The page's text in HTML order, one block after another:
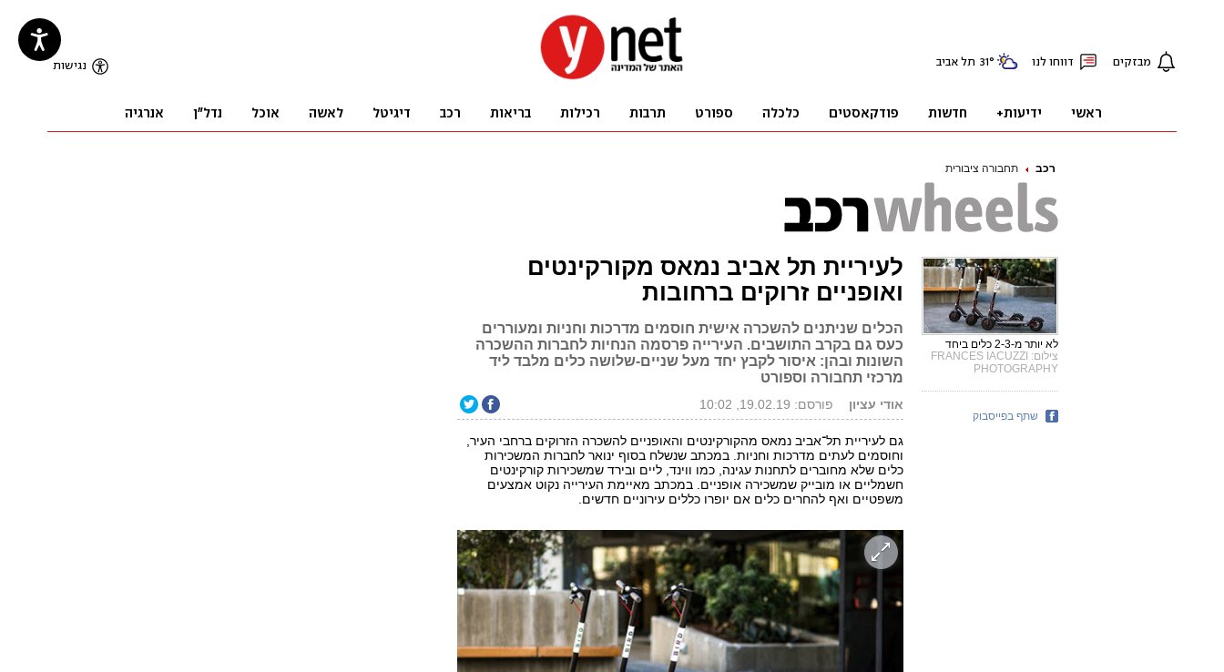
רכב תחבורה ציבורית
לעיריית תל אביב נמאס מקורקינטים
ואופניים זרוקים ברחובות
הכלים שניתנים להשכרה אישית חוסמים מדרכות וחניות ומעוררים
כעס גם בקרב התושבים. העירייה פרסמה הנחיות לחברות ההשכרה
השונות ובהן: איסור לקבץ יחד מעל שניים-שלושה כלים מלבד ליד
מרכזי תחבורה וספורט
אודי עציון פורסם: 19.02.19, 10:02
גם לעיריית תל־אביב נמאס מהקורקינטים והאופניים להשכרה הזרוקים ברחבי העיר,
וחוסמים לעתים מדרכות וחניות. במכתב שנשלח בסוף ינואר לחברות המשכירות
כלים שלא מחוברים לתחנות עגינה, כמו ווינד, ליים ובירד שמשכירות קורקינטים
חשמליים או מובייק שמשכירה אופניים. במכתב מאיימת העירייה נקוט אמצעים
משפטיים ואף להחרים כלים אם יופרו כללים עירוניים חדשים.
לא יותר מ-2-3 כלים ביחד
צילום: FRANCES IACUZZI
PHOTOGRAPHY
שתף בפייסבוק